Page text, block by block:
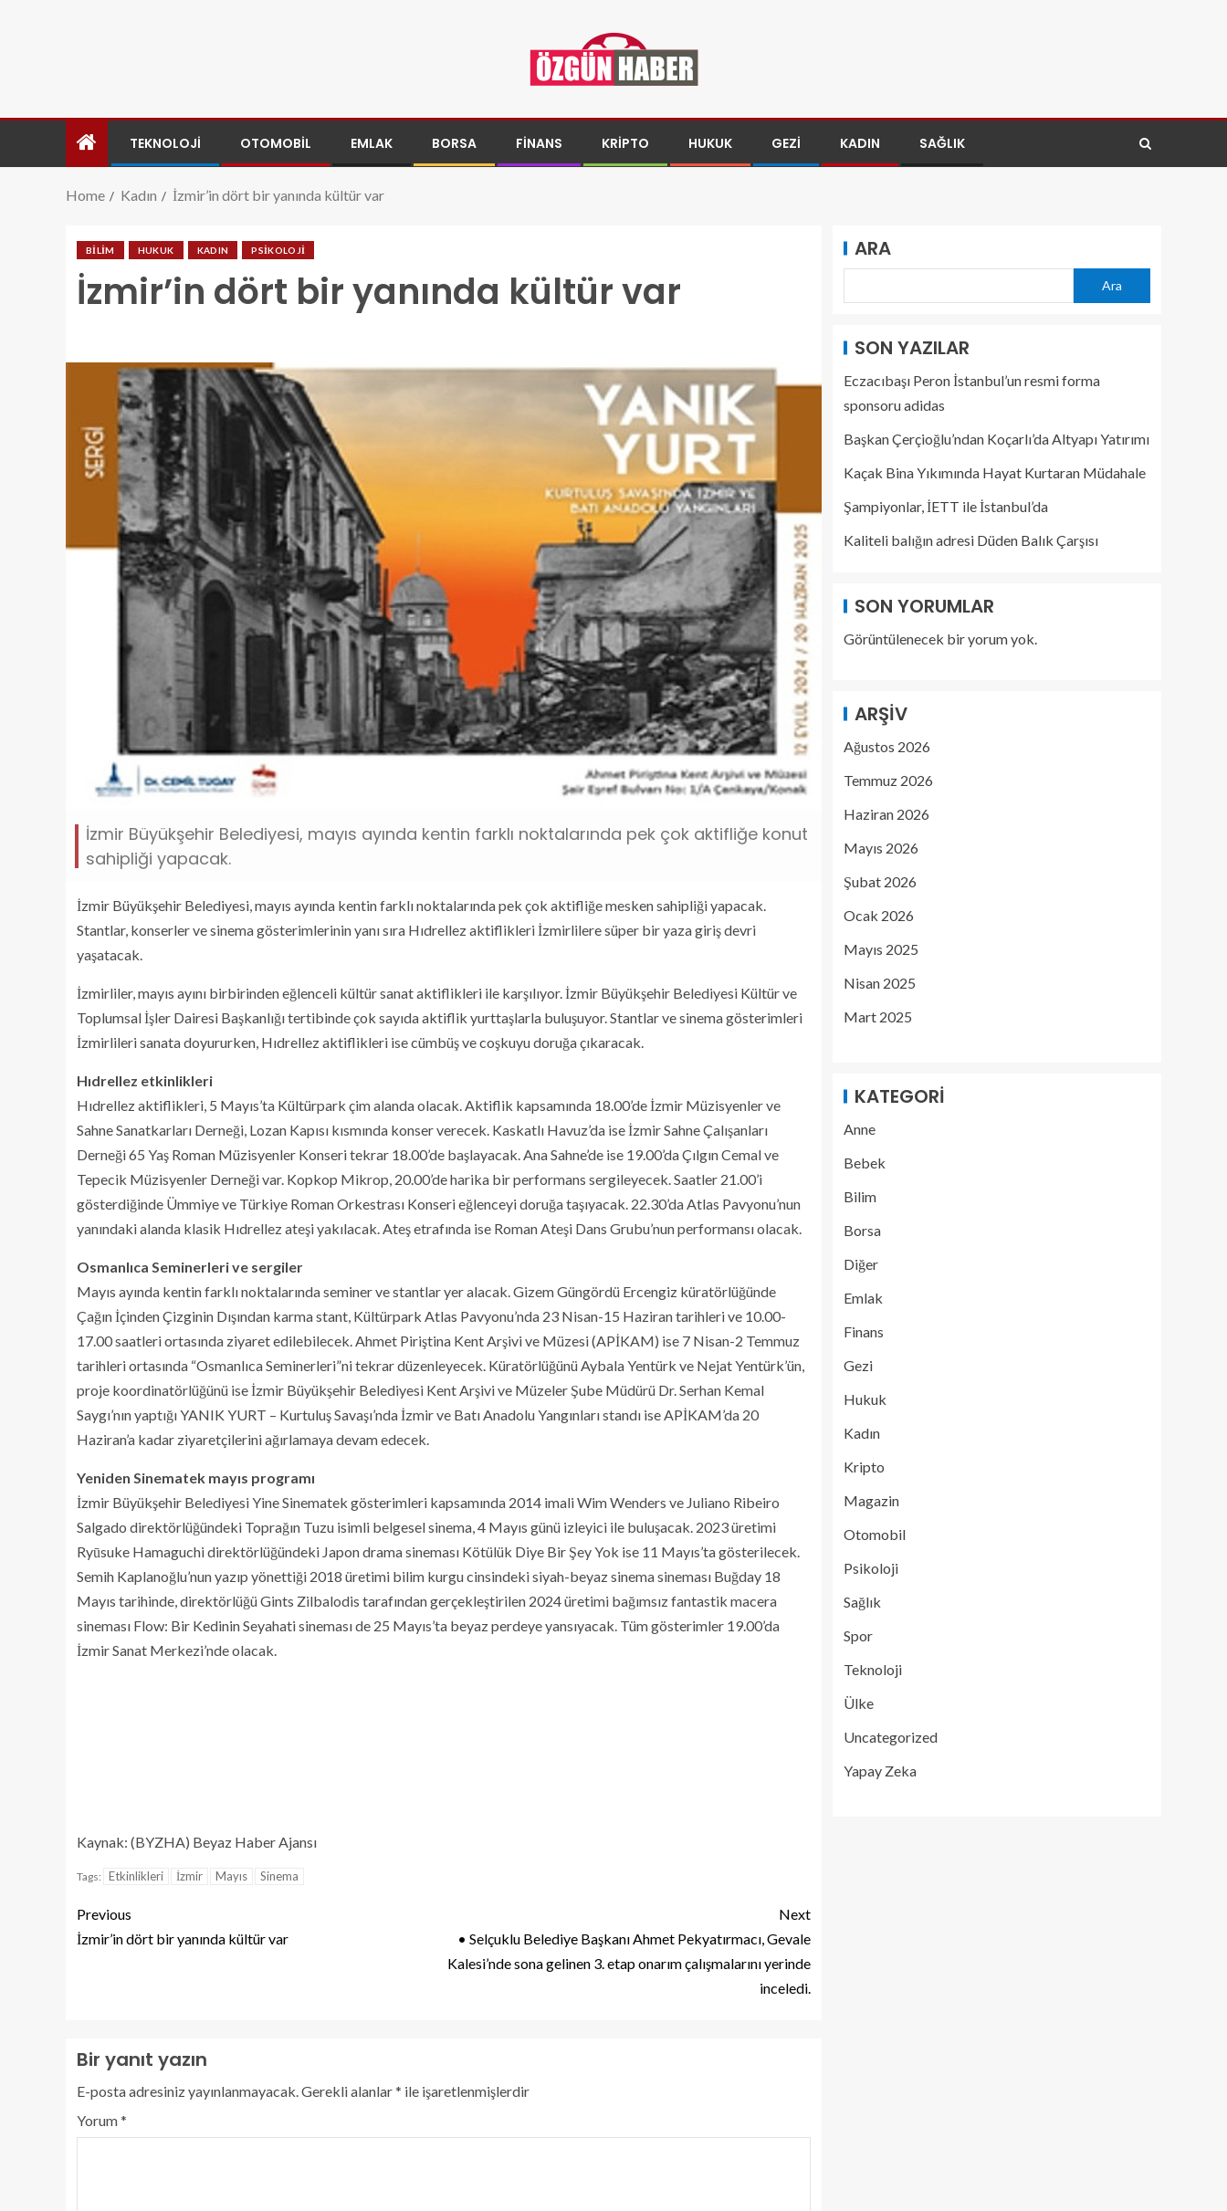
TEKNOLOJI OTOMOBIL EMLAK BORSA FINANS KRIPTO HUKUK GEZI KADIN SAĞLIK
Home Kadın İzmir’in dört bir yanında kültür var
BILIM HUKUK KADIN PSIKOLOJI
İzmir’in dört bir yanında kültür var
İzmir Büyükşehir Belediyesi, mayıs ayında kentin farklı noktalarında pek çok aktifliğe konut
sahipliği yapacak.
İzmir Büyükşehir Belediyesi, mayıs ayında kentin farklı noktalarında pek çok aktifliğe mesken sahipliği yapacak.
Stantlar, konserler ve sinema gösterimlerinin yanı sıra Hıdrellez aktiflikleri İzmirlilere süper bir yaza giriş devri
yaşatacak.
İzmirliler, mayıs ayını birbirinden eğlenceli kültür sanat aktiflikleri ile karşılıyor. İzmir Büyükşehir Belediyesi Kültür ve
Toplumsal İşler Dairesi Başkanlığı tertibinde çok sayıda aktiflik yurttaşlarla buluşuyor. Stantlar ve sinema gösterimleri
İzmirlileri sanata doyururken, Hıdrellez aktiflikleri ise cümbüş ve coşkuyu doruğa çıkaracak.
Hıdrellez etkinlikleri
Hıdrellez aktiflikleri, 5 Mayıs’ta Kültürpark çim alanda olacak. Aktiflik kapsamında 18.00’de İzmir Müzisyenler ve
Sahne Sanatkarları Derneği, Lozan Kapısı kısmında konser verecek. Kaskatlı Havuz’da ise İzmir Sahne Çalışanları
Derneği 65 Yaş Roman Müzisyenler Konseri tekrar 18.00’de başlayacak. Ana Sahne’de ise 19.00’da Çılgın Cemal ve
Tepecik Müzisyenler Derneği var. Kopkop Mikrop, 20.00’de harika bir performans sergileyecek. Saatler 21.00’i
gösterdiğinde Ümmiye ve Türkiye Roman Orkestrası Konseri eğlenceyi doruğa taşıyacak. 22.30’da Atlas Pavyonu’nun
yanındaki alanda klasik Hıdrellez ateşi yakılacak. Ateş etrafında ise Roman Ateşi Dans Grubu’nun performansı olacak.
Osmanlıca Seminerleri ve sergiler
Mayıs ayında kentin farklı noktalarında seminer ve stantlar yer alacak. Gizem Güngördü Ercengiz küratörlüğünde
Çağın İçinden Çizginin Dışından karma stant, Kültürpark Atlas Pavyonu’nda 23 Nisan-15 Haziran tarihleri ve 10.00-
17.00 saatleri ortasında ziyaret edilebilecek. Ahmet Piriştina Kent Arşivi ve Müzesi (APİKAM) ise 7 Nisan-2 Temmuz
tarihleri ortasında “Osmanlıca Seminerleri”ni tekrar düzenleyecek. Küratörlüğünü Aybala Yentürk ve Nejat Yentürk’ün,
proje koordinatörlüğünü ise İzmir Büyükşehir Belediyesi Kent Arşivi ve Müzeler Şube Müdürü Dr. Serhan Kemal
Saygı’nın yaptığı YANIK YURT – Kurtuluş Savaşı’nda İzmir ve Batı Anadolu Yangınları standı ise APİKAM’da 20
Haziran’a kadar ziyaretçilerini ağırlamaya devam edecek.
Yeniden Sinematek mayıs programı
İzmir Büyükşehir Belediyesi Yine Sinematek gösterimleri kapsamında 2014 imali Wim Wenders ve Juliano Ribeiro
Salgado direktörlüğündeki Toprağın Tuzu isimli belgesel sinema, 4 Mayıs günü izleyici ile buluşacak. 2023 üretimi
Ryūsuke Hamaguchi direktörlüğündeki Japon drama sineması Kötülük Diye Bir Şey Yok ise 11 Mayıs’ta gösterilecek.
Semih Kaplanoğlu’nun yazıp yönettiği 2018 üretimi bilim kurgu cinsindeki siyah-beyaz sinema sineması Buğday 18
Mayıs tarihinde, direktörlüğü Gints Zilbalodis tarafından gerçekleştirilen 2024 üretimi bağımsız fantastik macera
sineması Flow: Bir Kedinin Seyahati sineması de 25 Mayıs’ta beyaz perdeye yansıyacak. Tüm gösterimler 19.00’da
İzmir Sanat Merkezi’nde olacak.
Kaynak: (BYZHA) Beyaz Haber Ajansı
Tags: Etkinlikleri İzmir Mayıs Sinema
Previous
İzmir’in dört bir yanında kültür var
Next
• Selçuklu Belediye Başkanı Ahmet Pekyatırmacı, Gevale
Kalesi’nde sona gelinen 3. etap onarım çalışmalarını yerinde
inceledi.
Bir yanıt yazın
E-posta adresiniz yayınlanmayacak.Gerekli alanlar* ile işaretlenmişlerdir
Yorum*
ARA
Ara
SON YAZILAR
Eczacıbaşı Peron İstanbul’un resmi forma
sponsoru adidas
Başkan Çerçioğlu’ndan Koçarlı’da Altyapı Yatırımı
Kaçak Bina Yıkımında Hayat Kurtaran Müdahale
Şampiyonlar, İETT ile İstanbul’da
Kaliteli balığın adresi Düden Balık Çarşısı
SON YORUMLAR
Görüntülenecek bir yorum yok.
ARŞIV
Ağustos 2026
Temmuz 2026
Haziran 2026
Mayıs 2026
Şubat 2026
Ocak 2026
Mayıs 2025
Nisan 2025
Mart 2025
KATEGORI
Anne
Bebek
Bilim
Borsa
Diğer
Emlak
Finans
Gezi
Hukuk
Kadın
Kripto
Magazin
Otomobil
Psikoloji
Sağlık
Spor
Teknoloji
Ülke
Uncategorized
Yapay Zeka